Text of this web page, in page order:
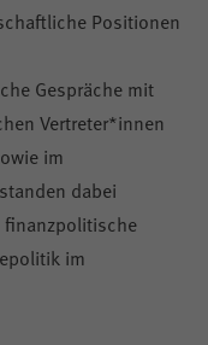
Positionen
Gespräche mit
Vertreter*innen
im
dabei
finanzpolitische
im